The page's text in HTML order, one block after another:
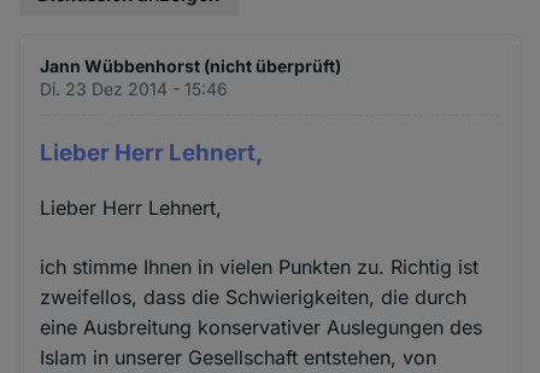
Jann Wübbenhorst (nicht überprüft)
Di. 23 Dez 2014 - 15:46
Lieber Herr Lehnert,
Lieber Herr Lehnert,
ich stimme Ihnen in vielen Punkten zu. Richtig ist
zweifellos, dass die Schwierigkeiten, die durch
eine Ausbreitung konservativer Auslegungen des
Islam in unserer Gesellschaft entstehen, von